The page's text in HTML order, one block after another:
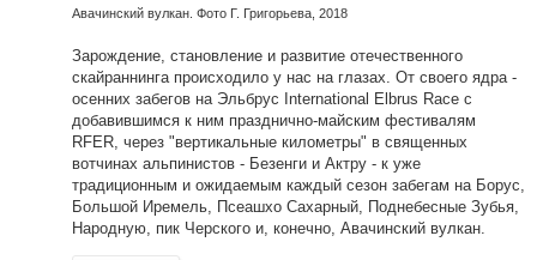
Авачинский вулкан. Фото Г. Григорьева, 2018
Зарождение, становление и развитие отечественного
скайраннинга происходило у нас на глазах. От своего ядра -
осенних забегов на Эльбрус International Elbrus Race с
добавившимся к ним празднично-майским фестивалям
RFER, через "вертикальные километры" в священных
вотчинах альпинистов - Безенги и Актру - к уже
традиционным и ожидаемым каждый сезон забегам на Борус,
Большой Иремель, Псеашхо Сахарный, Поднебесные Зубья,
Народную, пик Черского и, конечно, Авачинский вулкан.